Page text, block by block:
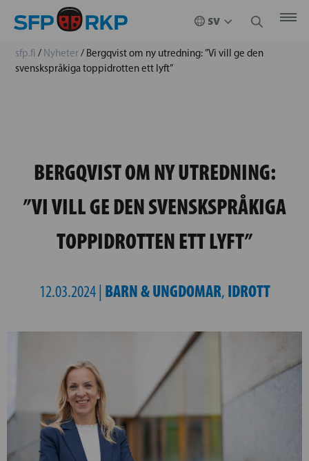
sfp.fi / Nyheter/ Bergqvist om ny utredning: ”Vi vill ge den
svenskspråkiga toppidrotten ett lyft”
BERGQVIST OM NY UTREDNING:
”VI VILL GE DEN SVENSKSPRÅKIGA
TOPPIDROTTEN ETT LYFT”
12.03.2024 | BARN & UNGDOMAR, IDROTT